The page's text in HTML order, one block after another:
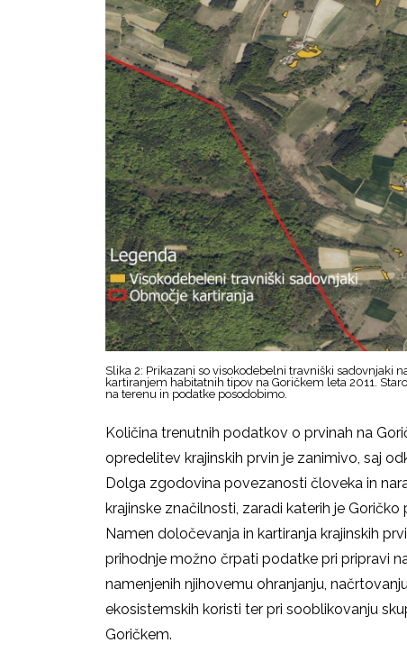
Slika 2: Prikazani so visokodebelni travniški sadovnjaki
kartiranjem habitatnih tipov na Goričkem leta 2011.
na terenu in podatke posodobimo.
Količina trenutnih podatkov o prvinah na
opredelitev krajinskih prvin je zanimivo, saj
Dolga zgodovina povezanosti človeka in
krajinske značilnosti, zaradi katerih je
Namen določevanja in kartiranja krajinskih
prihodnje možno črpati podatke pri pripravi
namenjenih njihovemu ohranjanju,
ekosistemskih koristi ter pri sooblikovanju
Goričkem.